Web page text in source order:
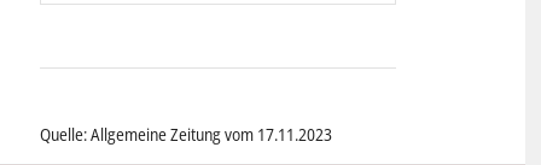
Quelle: Allgemeine Zeitung vom 17.11.2023